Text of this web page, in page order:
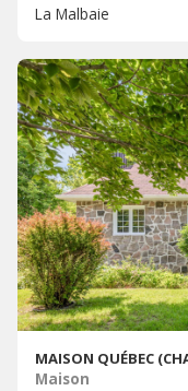
La Malbaie
MAISON QUÉBEC
Maison